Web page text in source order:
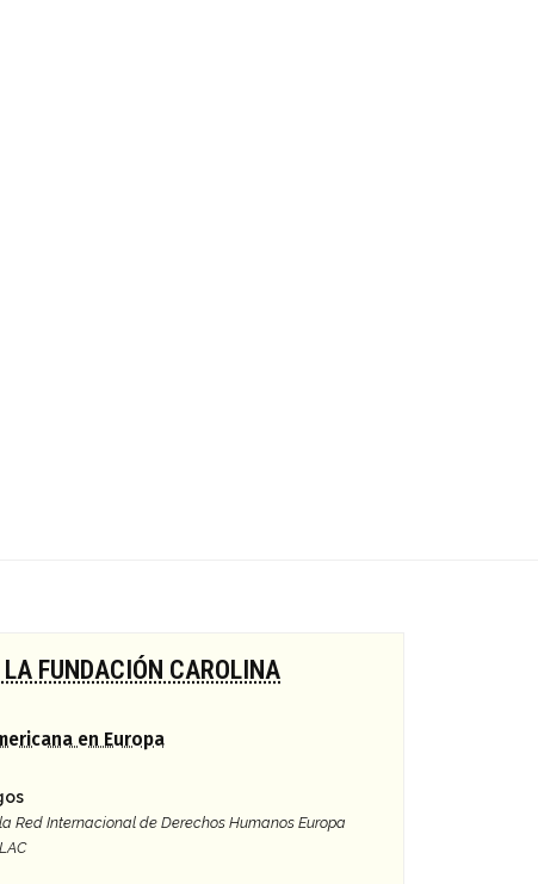
FUNDACIÓN CAROLINA
en Europa
Red Internacional de Derechos Humanos Europa